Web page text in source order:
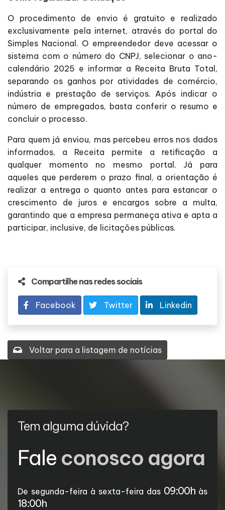
O procedimento de envio é gratuito e realizado
exclusivamente pela internet, através do portal do
Simples Nacional. O empreendedor deve acessar o
sistema com o número do CNPJ, selecionar o ano-
calendário 2025 e informar a Receita Bruta Total,
separando os ganhos por atividades de comércio,
indústria e prestação de serviços. Após indicar o
número de empregados, basta conferir o resumo e
concluir o processo.
Para quem já enviou, mas percebeu erros nos dados
informados, a Receita permite a retificação a
qualquer momento no mesmo portal. Já para
aqueles que perderem o prazo final, a orientação é
realizar a entrega o quanto antes para estancar o
crescimento de juros e encargos sobre a multa,
garantindo que a empresa permaneça ativa e apta a
participar, inclusive, de licitações públicas.
Compartilhe nas redes sociais
Facebook Twitter Linkedin
Voltar para a listagem de notícias
Tem alguma dúvida?
Fale conosco agora
De segunda-feira à sexta-feira das 09:00h às
18:00h